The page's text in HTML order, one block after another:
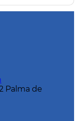
Palma de